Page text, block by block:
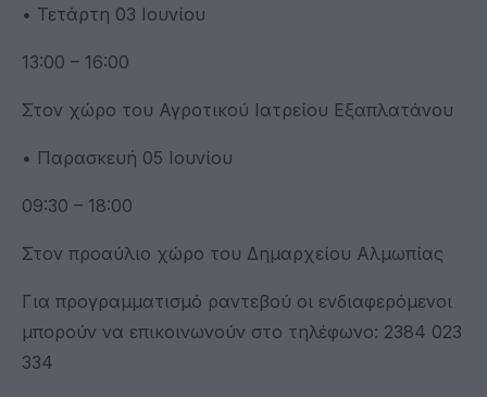
• Τετάρτη 03 Ιουνίου
13:00 – 16:00
Στον χώρο του Αγροτικού Ιατρείου Εξαπλατάνου
• Παρασκευή 05 Ιουνίου
09:30 – 18:00
Στον προαύλιο χώρο του Δημαρχείου Αλμωπίας
Για προγραμματισμό ραντεβού οι ενδιαφερόμενοι
μπορούν να επικοινωνούν στο τηλέφωνο: 2384 023
334